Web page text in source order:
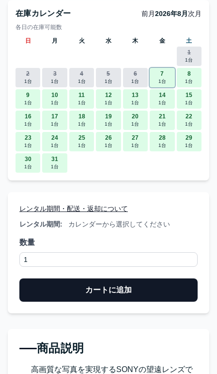
在庫カレンダー 前月2026年8月 次月
各日の在庫可能数
日
月 火 水 木 金
土
1
1台
2
1台
3
1台
4
1台
5
1台
6
1台
7
1台
8
1台
9
1台
10
1台
11
1台
12
1台
13
1台
14
1台
15
1台
16
1台
17
1台
18
1台
19
1台
20
1台
21
1台
22
1台
23
1台
24
1台
25
1台
26
1台
27
1台
28
1台
29
1台
30
1台
31
1台
レンタル期間・配送・返却について
レンタル期間:
カレンダーから選択してください
数量
カートに追加
商品説明
高画質な写真を実現するSONYの望遠レンズで